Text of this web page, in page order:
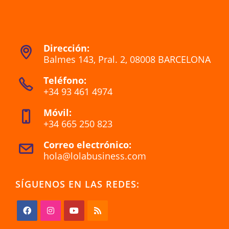
Dirección:
Balmes 143, Pral. 2, 08008 BARCELONA
Teléfono:
+34 93 461 4974
Móvil:
+34 665 250 823
Correo electrónico:
hola@lolabusiness.com
SÍGUENOS EN LAS REDES: